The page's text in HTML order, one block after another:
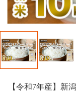
【令和7年産】新